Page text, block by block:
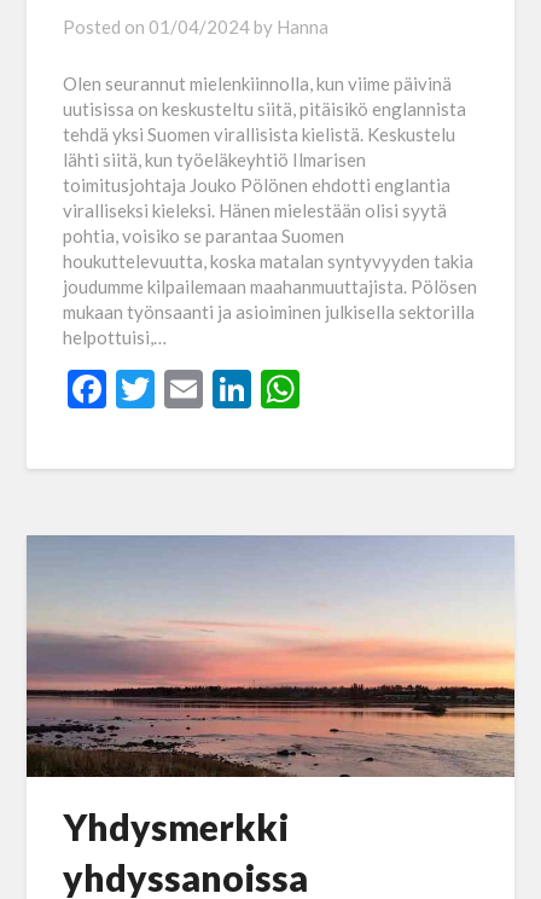
Posted on 01/04/2024 by Hanna
Olen seurannut mielenkiinnolla, kun viime päivinä
uutisissa on keskusteltu siitä, pitäisikö englannista
tehdä yksi Suomen virallisista kielistä. Keskustelu
lähti siitä, kun työeläkeyhtiö Ilmarisen
toimitusjohtaja Jouko Pölönen ehdotti englantia
viralliseksi kieleksi. Hänen mielestään olisi syytä
pohtia, voisiko se parantaa Suomen
houkuttelevuutta, koska matalan syntyvyyden takia
joudumme kilpailemaan maahanmuuttajista. Pölösen
mukaan työnsaanti ja asioiminen julkisella sektorilla
helpottuisi,…
Facebook
Twitter
EmailLinkedIn
Yhdysmerkki
yhdyssanoissa